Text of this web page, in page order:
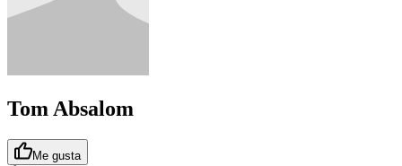
Tom Absalom
Me gusta